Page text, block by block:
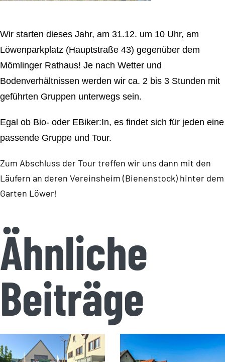
Wir starten dieses Jahr, am 31.12. um 10 Uhr, am
Löwenparkplatz (Hauptstraße 43) gegenüber dem
Mömlinger Rathaus! Je nach Wetter und
Bodenverhältnissen werden wir ca. 2 bis 3 Stunden mit
geführten Gruppen unterwegs sein.
Egal ob Bio- oder EBiker:In, es findet sich für jeden eine
passende Gruppe und Tour.
Zum Abschluss der Tour treffen wir uns dann mit den
Läufern an deren Vereinsheim (Bienenstock) hinter dem
Garten Löwer!
Ähnliche
Beiträge